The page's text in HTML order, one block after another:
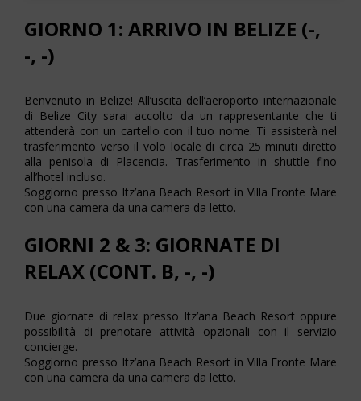
GIORNO 1: ARRIVO IN BELIZE (-,
-, -)
Benvenuto in Belize! All’uscita dell’aeroporto internazionale
di Belize City sarai accolto da un rappresentante che ti
attenderà con un cartello con il tuo nome. Ti assisterà nel
trasferimento verso il volo locale di circa 25 minuti diretto
alla penisola di Placencia. Trasferimento in shuttle fino
all’hotel incluso.
Soggiorno presso Itz’ana Beach Resort in Villa Fronte Mare
con una camera da una camera da letto.
GIORNI 2 & 3: GIORNATE DI
RELAX (CONT. B, -, -)
Due giornate di relax presso Itz’ana Beach Resort oppure
possibilità di prenotare attività opzionali con il servizio
concierge.
Soggiorno presso Itz’ana Beach Resort in Villa Fronte Mare
con una camera da una camera da letto.